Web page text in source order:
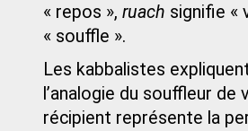
« repos », ruach signifie «
« souffle ».
Les kabbalistes
l’analogie du souffleur
récipient représente la